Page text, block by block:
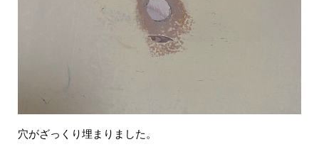
穴がざっくり埋まりました。